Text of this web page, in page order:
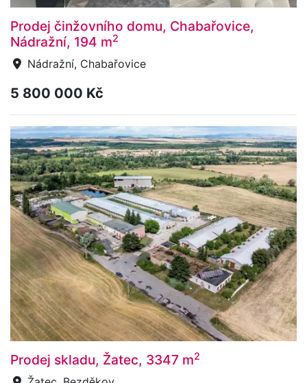
Prodej činžovního domu, Chabařovice,
Nádražní, 194 m2
Nádražní, Chabařovice
5 800 000 Kč
Prodej skladu, Žatec, 3347 m2